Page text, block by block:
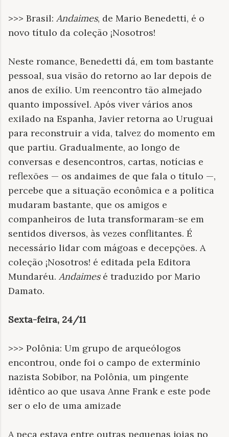
>>> Brasil: Andaimes, de Mario Benedetti, é o
novo título da coleção ¡Nosotros!
Neste romance, Benedetti dá, em tom bastante
pessoal, sua visão do retorno ao lar depois de
anos de exílio. Um reencontro tão almejado
quanto impossível. Após viver vários anos
exilado na Espanha, Javier retorna ao Uruguai
para reconstruir a vida, talvez do momento em
que partiu. Gradualmente, ao longo de
conversas e desencontros, cartas, notícias e
reflexões — os andaimes de que fala o título —,
percebe que a situação econômica e a política
mudaram bastante, que os amigos e
companheiros de luta transformaram-se em
sentidos diversos, às vezes conflitantes. É
necessário lidar com mágoas e decepções. A
coleção ¡Nosotros! é editada pela Editora
Mundaréu. Andaimesé traduzido por Mario
Damato.
Sexta-feira, 24/11
>>> Polônia: Um grupo de arqueólogos
encontrou, onde foi o campo de extermínio
nazista Sobibor, na Polônia, um pingente
idêntico ao que usava Anne Frank e este pode
ser o elo de uma amizade
A peça estava entre outras pequenas joias no